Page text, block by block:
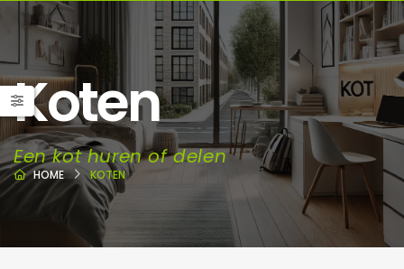
Koten
Een kot huren of delen
HOME KOTEN